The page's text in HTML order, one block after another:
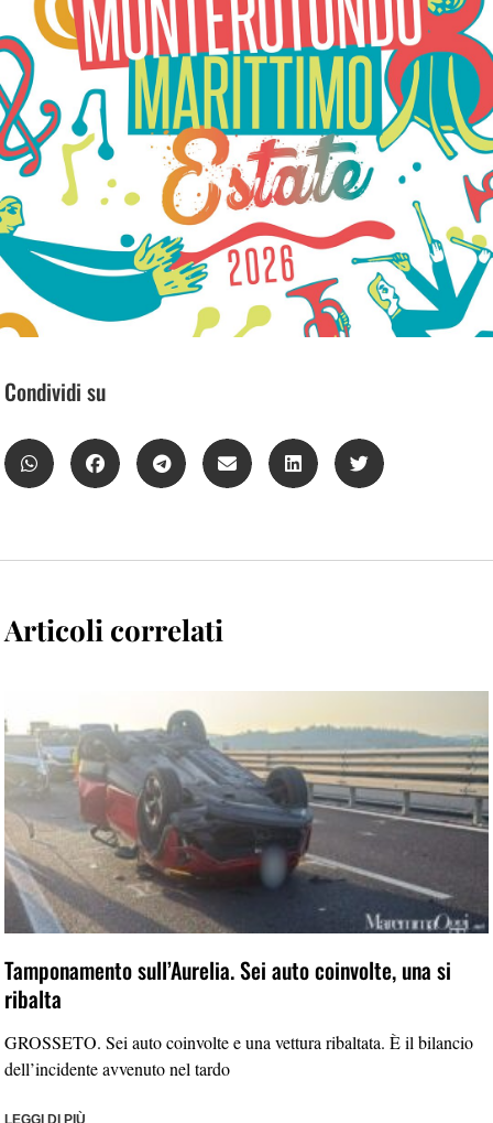
Condividi su
Articoli correlati
Tamponamento sull’Aurelia. Sei auto coinvolte, una si
ribalta
GROSSETO. Sei auto coinvolte e una vettura ribaltata. È il bilancio
dell’incidente avvenuto nel tardo
LEGGI DI PIÙ